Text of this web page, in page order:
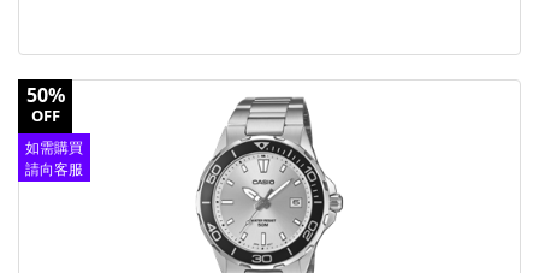
50%
OFF
如需購買
請向客服